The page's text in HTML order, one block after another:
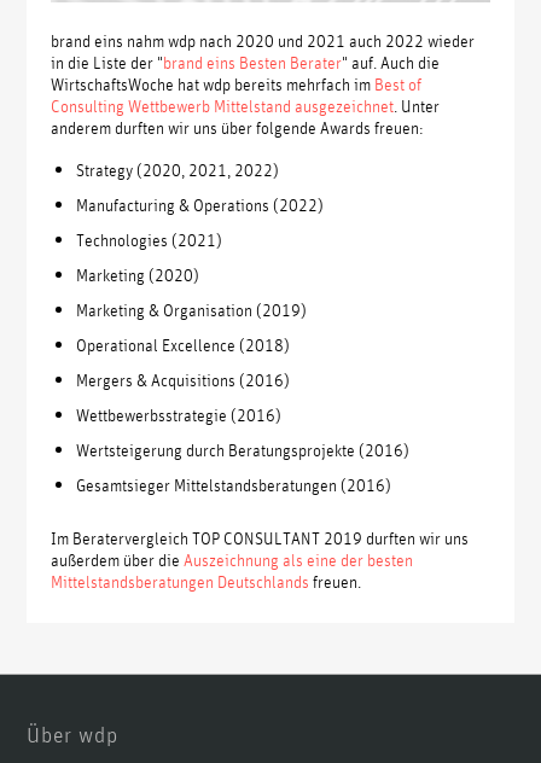
brand eins nahm wdp nach 2020 und 2021 auch 2022 wieder
in die Liste der "brand eins Besten Berater" auf. Auch die
WirtschaftsWoche hat wdp bereits mehrfach im Best of
Consulting Wettbewerb Mittelstand ausgezeichnet . Unter
anderem durften wir uns über folgende Awards freuen:
Strategy (2020, 2021, 2022)
Manufacturing & Operations (2022)
Technologies (2021)
Marketing (2020)
Marketing & Organisation (2019)
Operational Excellence (2018)
Mergers & Acquisitions (2016)
Wettbewerbsstrategie (2016)
Wertsteigerung durch Beratungsprojekte (2016)
Gesamtsieger Mittelstandsberatungen (2016)
Im Beratervergleich TOP CONSULTANT 2019 durften wir uns
außerdem über dieAuszeichnung als eine der besten
Mittelstandsberatungen Deutschlands freuen.
Über wdp